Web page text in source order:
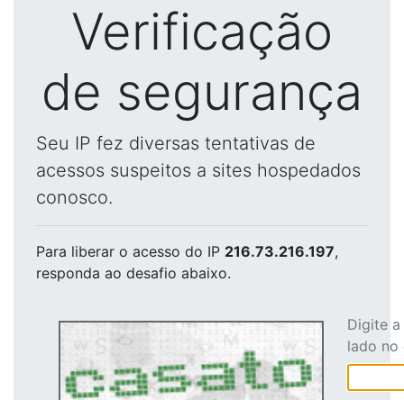
Verificação
de segurança
Seu IP fez diversas tentativas de
acessos suspeitos a sites hospedados
conosco.
Para liberar o acesso do IP 216.73.216.197,
responda ao desafio abaixo.
Digite
lado no